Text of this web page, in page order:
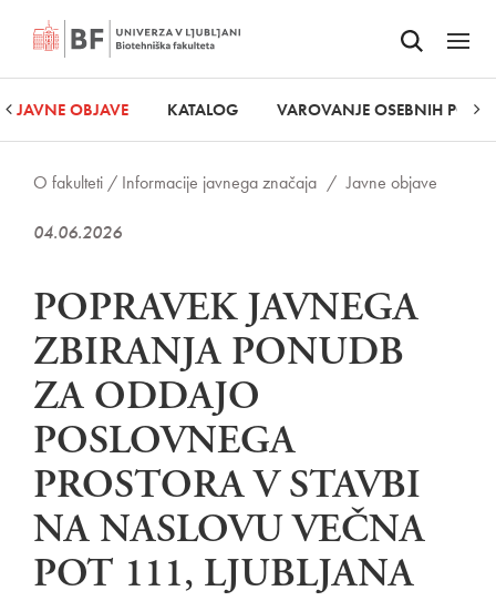
Odpri iskalnik
Odpri
JAVNE OBJAVE KATALOG VAROVANJE OSEBNIH
O fakulteti / Informacije javnega značaja / Javne objave
04.06.2026
POPRAVEK JAVNEGA
ZBIRANJA PONUDB
ZA ODDAJO
POSLOVNEGA
PROSTORA V STAVBI
NA NASLOVU VEČNA
POT 111, LJUBLJANA